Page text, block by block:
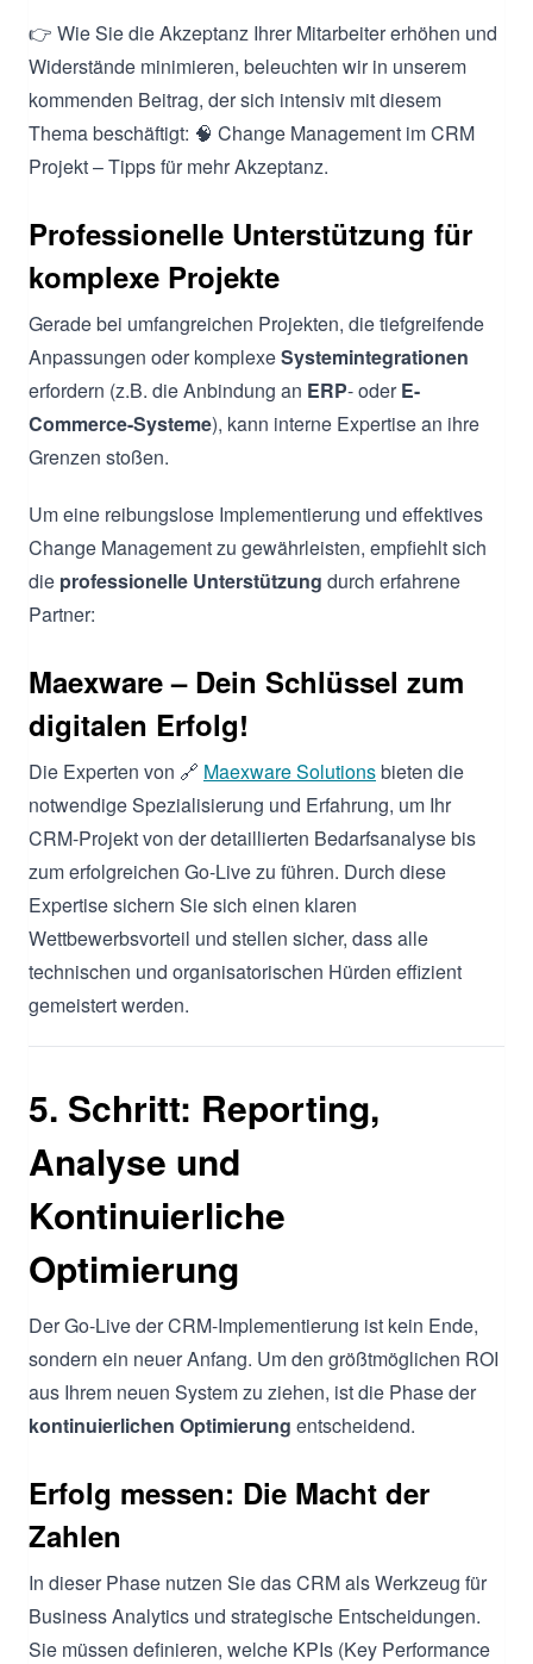
👉 Wie Sie die Akzeptanz Ihrer Mitarbeiter erhöhen und
Widerstände minimieren, beleuchten wir in unserem
kommenden Beitrag, der sich intensiv mit diesem
Thema beschäftigt: 🧠 Change Management im CRM
Projekt – Tipps für mehr Akzeptanz.
Professionelle Unterstützung für
komplexe Projekte
Gerade bei umfangreichen Projekten, die tiefgreifende
Anpassungen oder komplexeSystemintegrationen
erfordern (z.B. die Anbindung an ERP- oderE-
Commerce-Systeme), kann interne Expertise an ihre
Grenzen stoßen.
Um eine reibungslose Implementierung und effektives
Change Management zu gewährleisten, empfiehlt sich
die professionelle Unterstützung durch erfahrene
Partner:
Maexware – Dein Schlüssel zum
digitalen Erfolg!
Die Experten von 🔗 Maexware Solutionsbieten die
notwendige Spezialisierung und Erfahrung, um Ihr
CRM-Projekt von der detaillierten Bedarfsanalyse bis
zum erfolgreichen Go-Live zu führen. Durch diese
Expertise sichern Sie sich einen klaren
Wettbewerbsvorteil und stellen sicher, dass alle
technischen und organisatorischen Hürden effizient
gemeistert werden.
5. Schritt: Reporting,
Analyse und
Kontinuierliche
Optimierung
Der Go-Live der CRM-Implementierung ist kein Ende,
sondern ein neuer Anfang. Um den größtmöglichen ROI
aus Ihrem neuen System zu ziehen, ist die Phase der
kontinuierlichen Optimierung entscheidend.
Erfolg messen: Die Macht der
Zahlen
In dieser Phase nutzen Sie das CRM als Werkzeug für
Business Analytics und strategische Entscheidungen.
Sie müssen definieren, welche KPIs (Key Performance